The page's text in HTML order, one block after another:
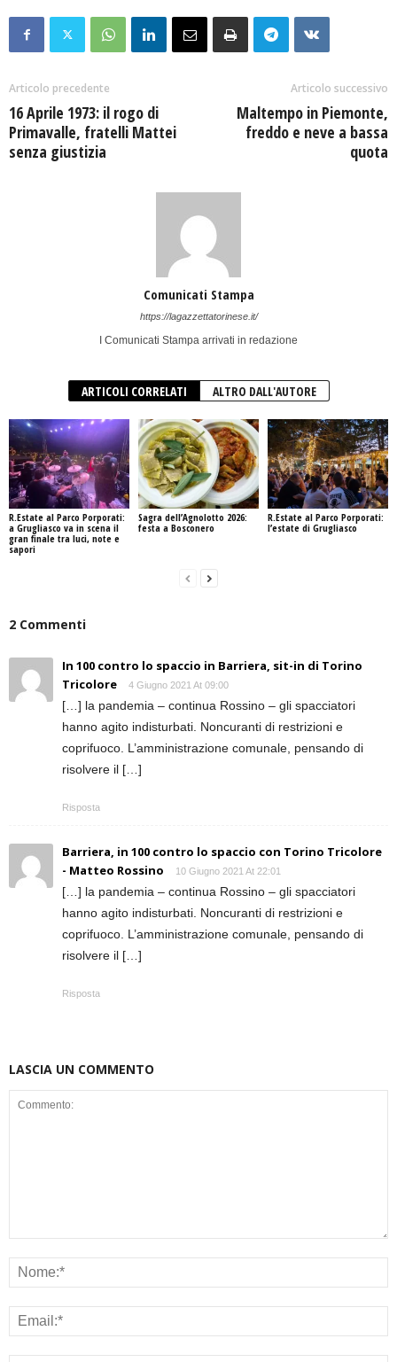
Articolo precedente
16 Aprile 1973: il rogo di
Primavalle, fratelli Mattei
senza giustizia
Articolo successivo
Maltempo in Piemonte,
freddo e neve a bassa
quota
Comunicati Stampa
https://lagazzettatorinese.it/
I Comunicati Stampa arrivati in redazione
ARTICOLI CORRELATI ALTRO DALL'AUTORE
R.Estate al Parco Porporati:
a Grugliasco va in scena il
gran finale tra luci, note e
sapori
Sagra dell’Agnolotto 2026:
festa a Bosconero
R.Estate al Parco Porporati:
l’estate di Grugliasco
2 Commenti
In 100 contro lo spaccio in Barriera, sit-in di Torino
Tricolore
4 Giugno 2021 At 09:00
[…] la pandemia – continua Rossino – gli spacciatori
hanno agito indisturbati. Noncuranti di restrizioni e
coprifuoco. L’amministrazione comunale, pensando di
risolvere il […]
Risposta
Barriera, in 100 contro lo spaccio con Torino Tricolore
- Matteo Rossino
10 Giugno 2021 At 22:01
[…] la pandemia – continua Rossino – gli spacciatori
hanno agito indisturbati. Noncuranti di restrizioni e
coprifuoco. L’amministrazione comunale, pensando di
risolvere il […]
Risposta
LASCIA UN COMMENTO